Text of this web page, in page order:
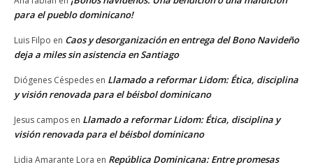
para el pueblo dominicano!
Luis Filpo en Caos y desorganización en entrega del Bono Navideño
deja a miles sin asistencia en Santiago
Diógenes Céspedes en Llamado a reformar Lidom: Ética, disciplina
y visión renovada para el béisbol dominicano
Jesus campos en Llamado a reformar Lidom: Ética, disciplina y
visión renovada para el béisbol dominicano
Lidia Amarante Lora en República Dominicana: Entre promesas